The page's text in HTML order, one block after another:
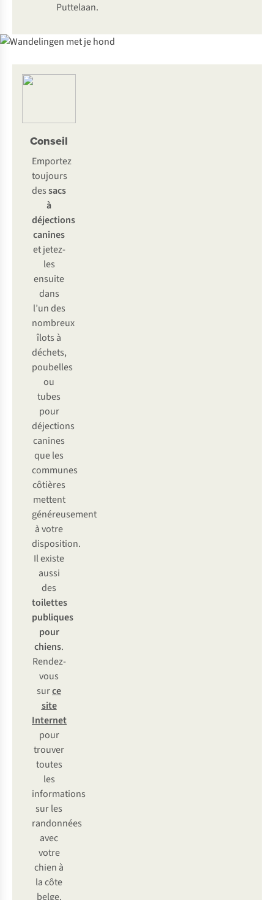
Puttelaan.
Conseil
Emportez
toujours
dessacs
à
déjections
canines
et jetez-
les
ensuite
dans
l’un des
nombreux
îlots à
déchets,
poubelles
ou
tubes
pour
déjections
canines
que les
communes
côtières
mettent
généreusement
à votre
disposition.
Il existe
aussi
des
toilettes
publiques
pour
chiens.
Rendez-
vous
surce
site
Internet
pour
trouver
toutes
les
informations
sur les
randonnées
avec
votre
chien à
la côte
belge.